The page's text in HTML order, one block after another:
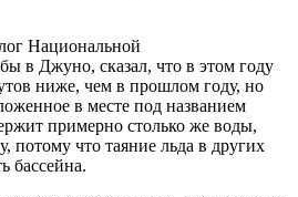
Национальной
в Джуно, сказал, что в этом году
ниже, чем в прошлом году, но
в месте под названием
примерно столько же воды,
потому что таяние льда в других
бассейна.